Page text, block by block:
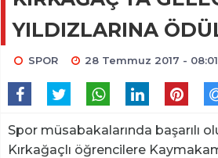
YILDIZLARINA
SPOR 28 Temmuz 2017 - 08:01
Spor müsabakalarında başarılı
Kırkağaçlı öğrencilere